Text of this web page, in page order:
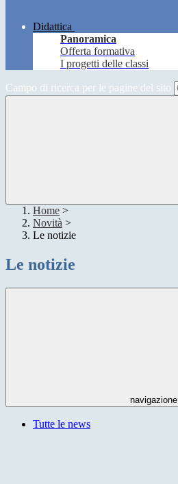
Didattica
Panoramica
Offerta formativa
I progetti delle classi
Campo di ricerca per le pagine del sito
Home >
Novità >
Le notizie
Le notizie
navigazione
Tutte le news